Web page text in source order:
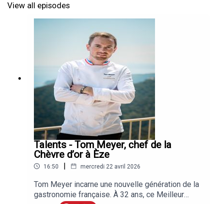
View all episodes
Talents - Tom Meyer, chef de la
Chèvre d’or à Èze
16:50 | mercredi 22 avril 2026
Tom Meyer incarne une nouvelle génération de la
gastronomie française. À 32 ans, ce Meilleur